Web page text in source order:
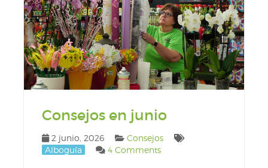
Consejos en junio
2 junio, 2026
Consejos
Alboguía
4 Comments